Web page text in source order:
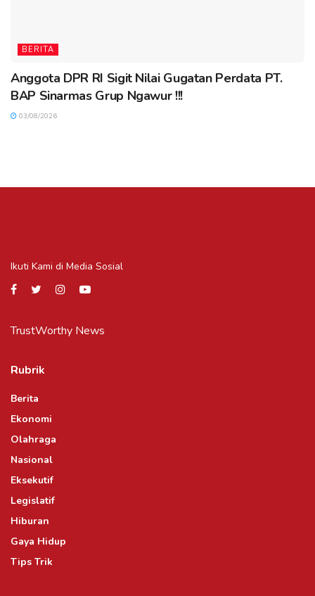
BERITA
Anggota DPR RI Sigit Nilai Gugatan Perdata PT.
BAP Sinarmas Grup Ngawur !!!
03/08/2026
Ikuti Kami di Media Sosial
TrustWorthy News
Rubrik
Berita
Ekonomi
Olahraga
Nasional
Eksekutif
Legislatif
Hiburan
Gaya Hidup
Tips Trik